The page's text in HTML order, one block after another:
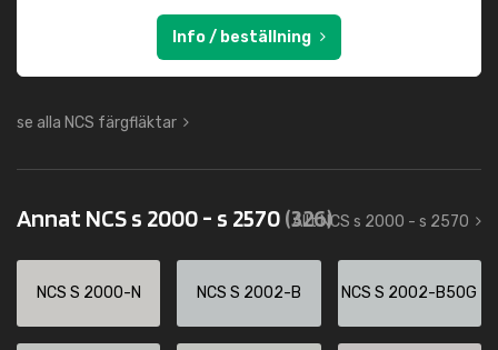
Info / beställning
se alla NCS färgfläktar
Annat NCS s 2000 - s 2570(326)
Allt NCS s 2000 - s 2570
NCS S 2000-N NCS S 2002-B NCS S 2002-B50G